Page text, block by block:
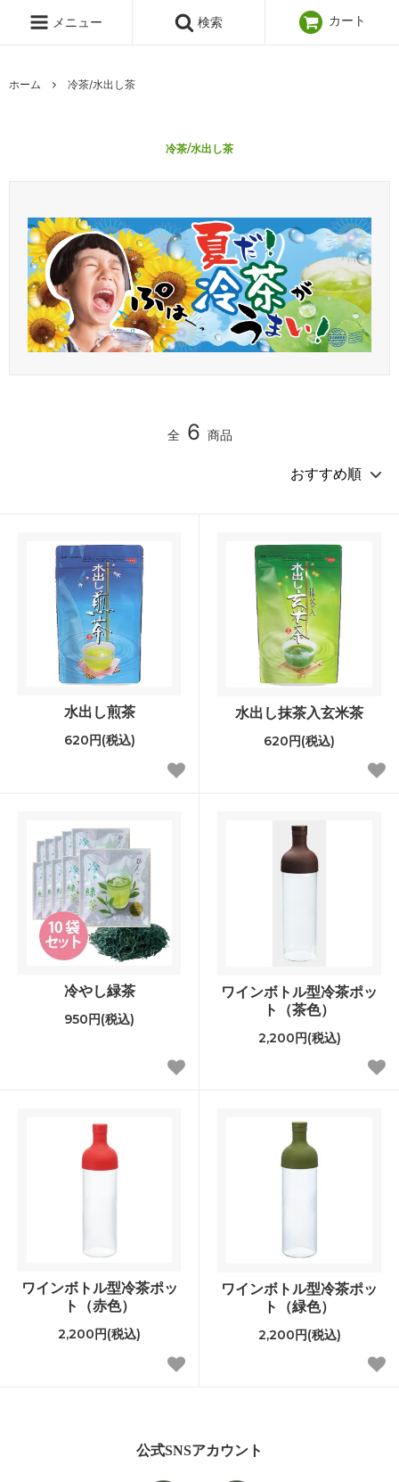
メニュー 検索 カート
ホーム 冷茶/水出し茶
冷茶/水出し茶
全 6 商品
水出し煎茶
620円(税込)
水出し抹茶入玄米茶
620円(税込)
冷やし緑茶
950円(税込)
ワインボトル型冷茶ポッ
ト（茶色）
2,200円(税込)
ワインボトル型冷茶ポッ
ト（赤色）
2,200円(税込)
ワインボトル型冷茶ポッ
ト（緑色）
2,200円(税込)
公式SNSアカウント